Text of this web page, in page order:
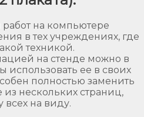
работ на компьютере
в тех учреждениях, где
техникой.
на стенде можно в
использовать ее в своих
полностью заменить
нескольких страниц,
всех на виду.